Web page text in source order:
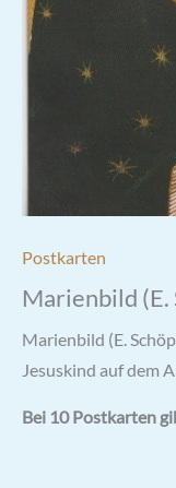
Postkarten
Marienbild
Marienbild (E.
Jesuskind auf dem
Bei 10 Postkarten